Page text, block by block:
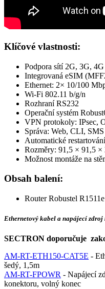
Klíčové vlastnosti:
Podpora sítí 2G, 3G,
Integrovaná eSIM
Ethernet: 2× 10/100
Wi-Fi 802.11 b/g/n
Rozhraní RS232
Operační systém
VPN protokoly: IPsec,
Správa: Web, CLI, SMS
Automatické
Rozměry: 91,5 × 91,5 ×
Možnost montáže na
Obsah balení:
RouterRobustel R1511e
Ethernetový kabel a napájecí zdroj
SECTRON doporučuje
AM-RT-ETH150-CAT5E -
šedý, 1,5m
AM-RT-FPOWR - Napájecí
konektoru, volný konec